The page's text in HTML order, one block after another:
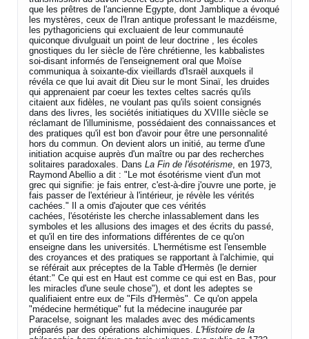
que les prêtres de l'ancienne Egypte, dont Jamblique a évoqué
les mystères, ceux de l'Iran antique professant le mazdéisme,
les pythagoriciens qui excluaient de leur communauté
quiconque divulguait un point de leur doctrine , les écoles
gnostiques du Ier siècle de l'ère chrétienne, les kabbalistes
soi-disant informés de l'enseignement oral que Moïse
communiqua à soixante-dix vieillards d'Israël auxquels il
révéla ce que lui avait dit Dieu sur le mont Sinaï, les druides
qui apprenaient par coeur les textes celtes sacrés qu'ils
citaient aux fidèles, ne voulant pas qu'ils soient consignés
dans des livres, les sociétés initiatiques du XVIIIe siècle se
réclamant de l'illuminisme, possédaient des connaissances et
des pratiques qu'il est bon d'avoir pour être une personnalité
hors du commun. On devient alors un initié, au terme d'une
initiation acquise auprès d'un maître ou par des recherches
solitaires paradoxales. DansLa Fin de l'ésotérisme, en 1973,
Raymond Abellio a dit : "Le mot ésotérisme vient d'un mot
grec qui signifie: je fais entrer, c'est-à-dire j'ouvre une porte, je
fais passer de l'extérieur à l'intérieur, je révèle les vérités
cachées." Il a omis d'ajouter que ces vérités
cachées, l'ésotériste les cherche inlassablement dans les
symboles et les allusions des images et des écrits du passé,
et qu'il en tire des informations différentes de ce qu'on
enseigne dans les universités. L'hermétisme est l'ensemble
des croyances et des pratiques se rapportant à l'alchimie, qui
se référait aux préceptes de la Table d'Hermès (le dernier
étant:" Ce qui est en Haut est comme ce qui est en Bas, pour
les miracles d'une seule chose"), et dont les adeptes se
qualifiaient entre eux de "Fils d'Hermès". Ce qu'on appela
"médecine hermétique" fut la médecine inaugurée par
Paracelse, soignant les malades avec des médicaments
préparés par des opérations alchimiques.L'Histoire de la